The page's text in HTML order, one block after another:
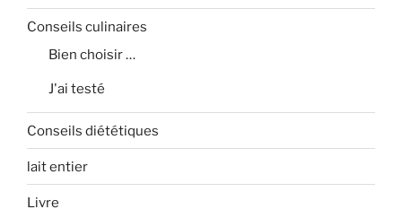
Conseils culinaires
Bien choisir …
J'ai testé
Conseils diététiques
lait entier
Livre